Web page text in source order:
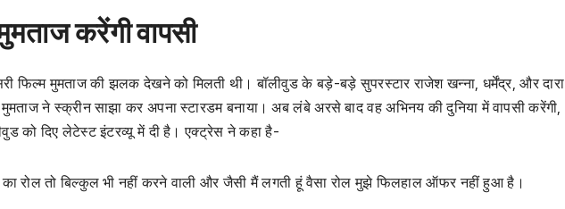
करेंगी वापसी
फिल्म मुमताज की झलक देखने को मिलती थी। बॉलीवुड के बड़े-बड़े सुपरस्टार राजेश खन्ना, धर्मेंद्र, और दारा
ने स्क्रीन साझा कर अपना स्टारडम बनाया। अब लंबे अरसे बाद वह अभिनय की दुनिया में वापसी करेंगी,
को दिए लेटेस्ट इंटरव्यू में दी है। एक्ट्रेस ने कहा है-
रोल तो बिल्कुल भी नहीं करने वाली और जैसी मैं लगती हूं वैसा रोल मुझे फिलहाल ऑफर नहीं हुआ है।